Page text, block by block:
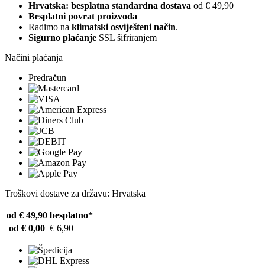
Hrvatska: besplatna standardna dostava od € 49,90
Besplatni povrat proizvoda
Radimo na klimatski osviješteni način.
Sigurno plaćanje SSL šifriranjem
Načini plaćanja
Predračun
Troškovi dostave za državu: Hrvatska
od € 49,90 besplatno*
od € 0,00 € 6,90